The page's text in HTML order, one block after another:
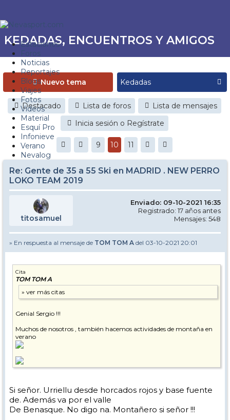
Estaciones
Foros
Noticias
Reportajes
Blogs
Viajes
Fotos
Videos
Material
Esquí Pro
Infonieve
Verano
Nevalog
KEDADAS, ENCUENTROS Y AMIGOS
Nuevo tema
Destacado Lista de foros
Lista de mensajes
Inicia sesión o Regístrate
9 10 11
Re: Gente de 35 a 55 Ski en MADRID . NEW PERRO
LOKO TEAM 2019
titosamuel
Enviado: 09-10-2021 16:35
Registrado: 17 años antes
Mensajes: 548
» En respuesta al mensaje de TOM TOM A del 03-10-2021 20:01
Cita
TOM TOM A
Genial Sergio !!!
Muchos de nosotros , también hacemos actividades de montaña en
verano
Si señor. Urriellu desde horcados rojos y base fuente
de. Además va por el valle
De Benasque. No digo na. Montañero si señor !!!